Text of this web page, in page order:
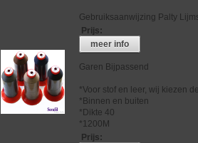
Gebruiksaanwijzing Palty
Prijs:
meer info
Garen Bijpassend
*Voor stof en leer, wij kiezen
*Binnen en buiten
*Dikte 40
*1200M
Prijs: